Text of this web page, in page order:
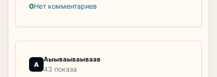
0Нет комментариев
А
Аыываываываав
43 показа